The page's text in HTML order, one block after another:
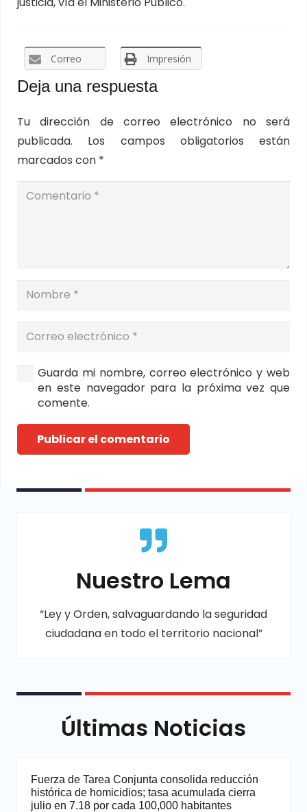
Correo Impresión
Deja una respuesta
Tu dirección de correo electrónico no será
publicada.
Los campos obligatorios están
marcados con *
Guarda mi nombre, correo electrónico y web
en este navegador para la próxima vez que
comente.
Publicar el comentario
Nuestro Lema
“Ley y Orden, salvaguardando la seguridad
ciudadana en todo el territorio nacional”
Últimas Noticias
Fuerza de Tarea Conjunta consolida reducción
histórica de homicidios; tasa acumulada cierra
julio en 7.18 por cada 100,000 habitantes